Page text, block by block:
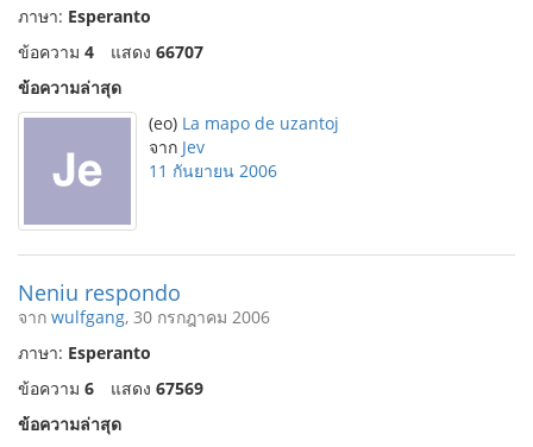
ภาษา: Esperanto
ข้อความ 4 แสดง 66707
ข้อความล่าสุด
(eo) La mapo de uzantoj
จาก Jev
11 กันยายน 2006
Neniu respondo
จาก wulfgang, 30 กรกฎาคม 2006
ภาษา: Esperanto
ข้อความ 6 แสดง 67569
ข้อความล่าสุด